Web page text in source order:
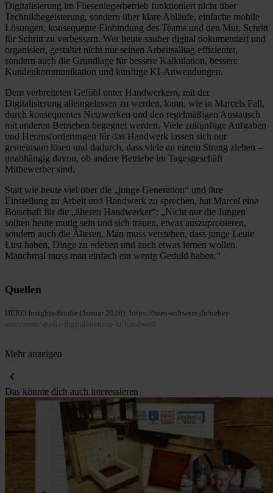
Digitalisierung im Fliesenlegerbetrieb funktioniert nicht über
Technikbegeisterung, sondern über klare Abläufe, einfache mobile
Lösungen, konsequente Einbindung des Teams und den Mut, Schritt
für Schritt zu verbessern. Wer heute sauber digital dokumentiert und
organisiert, gestaltet nicht nur seinen Arbeitsalltag effizienter,
sondern auch die Grundlage für bessere Kalkulation, bessere
Kundenkommunikation und künftige KI-Anwendungen.
Dem verbreiteten Gefühl unter Handwerkern, mit der
Digitalisierung alleingelassen zu werden, kann, wie in Marcels Fall,
durch konsequentes Netzwerken und den regelmäßigen Austausch
mit anderen Betrieben begegnet werden. Viele zukünftige Aufgaben
und Herausforderungen für das Handwerk lassen sich nur
gemeinsam lösen und dadurch, dass viele an einem Strang ziehen –
unabhängig davon, ob andere Betriebe im Tagesgeschäft
Mitbewerber sind.
Statt wie heute viel über die „junge Generation“ und ihre
Einstellung zu Arbeit und Handwerk zu sprechen, hat Marcel eine
Botschaft für die „älteren Handwerker“: „Nicht nur die Jungen
sollten heute mutig sein und sich trauen, etwas auszuprobieren,
sondern auch die Älteren. Man muss verstehen, dass junge Leute
Lust haben, Dinge zu erleben und auch etwas lernen wollen.
Manchmal muss man einfach ein wenig Geduld haben.“
Quellen
HERO Insights-Studie (Januar 2026): https://hero-software.de/ueber-
uns/presse/studie-digitalisierung-ki-handwerk
Mehr anzeigen
Das könnte dich auch interessieren